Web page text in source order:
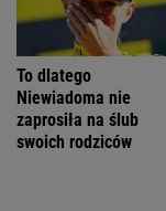
To dlatego
Niewiadoma nie
zaprosiła na ślub
swoich rodziców